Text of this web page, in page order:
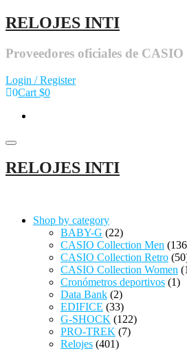
RELOJES INTI
Proveedores oficiales de CASIO
Login / Register
0Cart $0
Toggle navigation
RELOJES INTI
Shop by category
BABY-G (22)
CASIO Collection Men
CASIO Collection Retro
CASIO Collection Women
Cronómetros deportivos (1)
Data Bank (2)
EDIFICE (33)
G-SHOCK (122)
PRO-TREK (7)
Relojes (401)